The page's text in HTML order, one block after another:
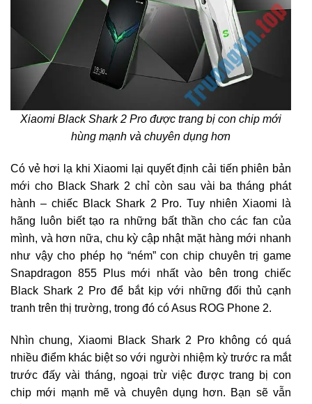
Xiaomi Black Shark 2 Pro được trang bị con chip mới
hùng mạnh và chuyên dụng hơn
Có vẻ hơi lạ khi Xiaomi lại quyết định cải tiến phiên bản
mới cho Black Shark 2 chỉ còn sau vài ba tháng phát
hành – chiếc Black Shark 2 Pro. Tuy nhiên Xiaomi là
hãng luôn biết tạo ra những bất thần cho các fan của
mình, và hơn nữa, chu kỳ cập nhật mặt hàng mới nhanh
như vậy cho phép họ “ném” con chip chuyên trị game
Snapdragon 855 Plus mới nhất vào bên trong chiếc
Black Shark 2 Pro để bắt kịp với những đối thủ cạnh
tranh trên thị trường, trong đó có Asus ROG Phone 2.
Nhìn chung, Xiaomi Black Shark 2 Pro không có quá
nhiều điểm khác biệt so với người nhiệm kỳ trước ra mắt
trước đấy vài tháng, ngoại trừ việc được trang bị con
chip mới mạnh mẽ và chuyên dụng hơn. Bạn sẽ vẫn